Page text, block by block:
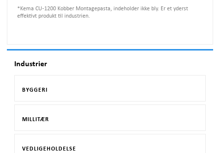
* Kema CU-1200 Kobber Montagepasta, indeholder ikke bly. Er et yderst
effektivt produkt til industrien.
Industrier
BYGGERI
MILLITÆR
VEDLIGEHOLDELSE